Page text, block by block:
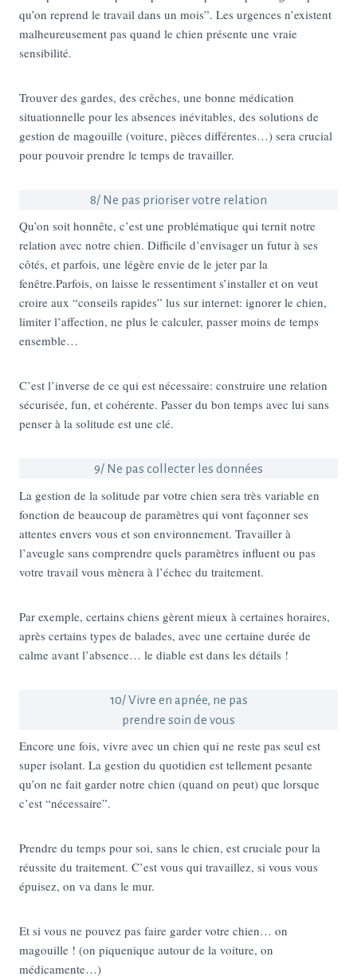
qu’on reprend le travail dans un mois”. Les urgences n’existent
malheureusement pas quand le chien présente une vraie
sensibilité.
Trouver des gardes, des crêches, une bonne médication
situationnelle pour les absences inévitables, des solutions de
gestion de magouille (voiture, pièces différentes…) sera crucial
pour pouvoir prendre le temps de travailler.
8/ Ne pas prioriser votre relation
Qu’on soit honnête, c’est une problématique qui ternit notre
relation avec notre chien. Difficile d’envisager un futur à ses
côtés, et parfois, une légère envie de le jeter par la
fenêtre.Parfois, on laisse le ressentiment s’installer et on veut
croire aux “conseils rapides” lus sur internet: ignorer le chien,
limiter l’affection, ne plus le calculer, passer moins de temps
ensemble…
C’est l’inverse de ce qui est nécessaire: construire une relation
sécurisée, fun, et cohérente. Passer du bon temps avec lui sans
penser à la solitude est une clé.
9/ Ne pas collecter les données
La gestion de la solitude par votre chien sera très variable en
fonction de beaucoup de paramètres qui vont façonner ses
attentes envers vous et son environnement. Travailler à
l’aveugle sans comprendre quels paramètres influent ou pas
votre travail vous mènera à l’échec du traitement.
Par exemple, certains chiens gèrent mieux à certaines horaires,
après certains types de balades, avec une certaine durée de
calme avant l’absence… le diable est dans les détails !
10/ Vivre en apnée, ne pas
prendre soin de vous
Encore une fois, vivre avec un chien qui ne reste pas seul est
super isolant. La gestion du quotidien est tellement pesante
qu’on ne fait garder notre chien (quand on peut) que lorsque
c’est “nécessaire”.
Prendre du temps pour soi, sans le chien, est cruciale pour la
réussite du traitement. C’est vous qui travaillez, si vous vous
épuisez, on va dans le mur.
Et si vous ne pouvez pas faire garder votre chien… on
magouille ! (on piquenique autour de la voiture, on
médicamente…)